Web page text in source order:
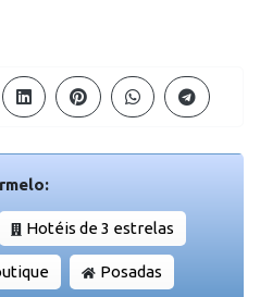
Hotéis de 3 estrelas
Posadas